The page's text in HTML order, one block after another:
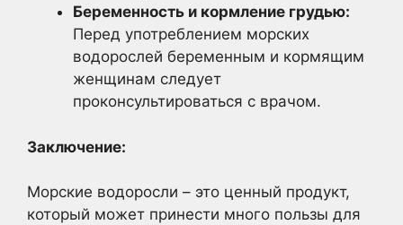
Беременность и кормление грудью:
Перед употреблением морских
водорослей беременным и кормящим
женщинам следует
проконсультироваться с врачом.
Заключение:
Морские водоросли – это ценный продукт,
который может принести много пользы для